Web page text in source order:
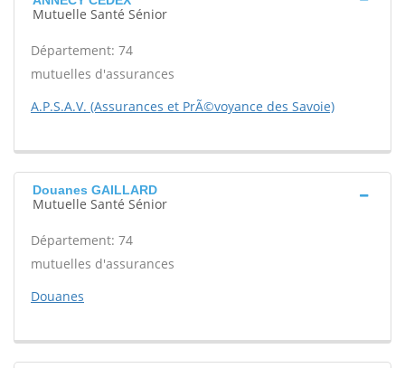
Mutuelle Santé Sénior
Département: 74
mutuelles d'assurances
A.P.S.A.V. (Assurances et PrÃ©voyance des Savoie)
Douanes GAILLARD
Mutuelle Santé Sénior
Département: 74
mutuelles d'assurances
Douanes